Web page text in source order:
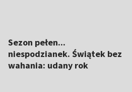
Sezon pełen...
niespodzianek. Świątek bez
wahania: udany rok